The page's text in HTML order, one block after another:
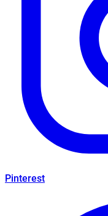
Pinterest